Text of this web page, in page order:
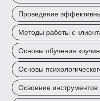
Проведение
Методы работы с
Основы обучения
Основы
Освоение инструментов